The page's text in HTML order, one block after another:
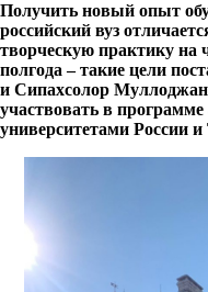
Получить новый опыт
российский вуз
творческую практику
полгода – такие цели
и Сипахсолор
участвовать в
университетами России